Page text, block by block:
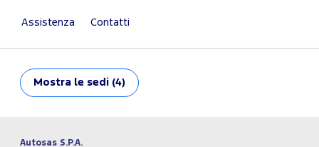
Assistenza Contatti
Mostra le sedi (4)
Autosas S.P.A.